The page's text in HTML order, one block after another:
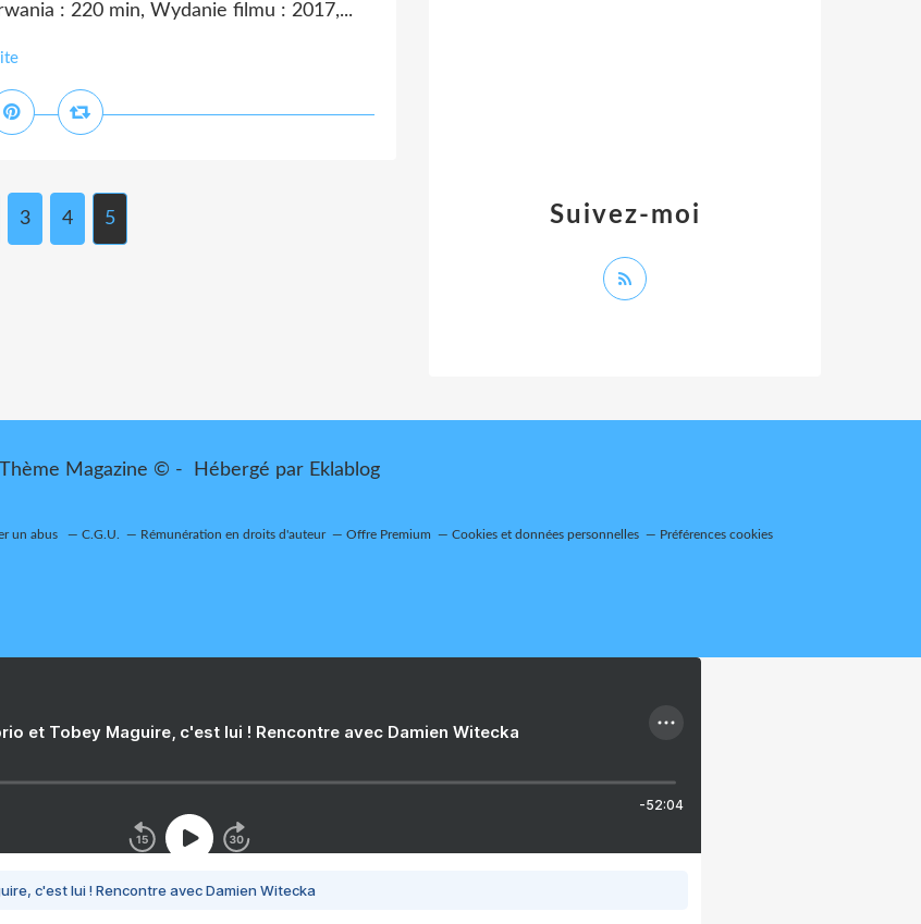
: 220 min, Wydanie filmu : 2017,...
3 4 5 Suivez-moi
Thème Magazine © - Hébergé par Eklablog
un abus C.G.U. Rémunération en droits d'auteur Offre Premium Cookies et données personnelles Préférences cookies
et Tobey Maguire, c'est lui ! Rencontre avec Damien Witecka
-52:04
c'est lui ! Rencontre avec Damien Witecka